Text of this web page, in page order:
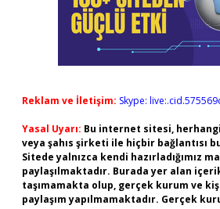
Reklam ve İletişim: Skype:
Yasal Uyarı: Bu internet sitesi,
veya şahıs şirketi ile hiçbir bağlantısı
Sitede yalnızca kendi hazırladığımız
paylaşılmaktadır. Burada yer alan
taşımamakta olup, gerçek kurum ve
paylaşım yapılmamaktadır. Gerçek